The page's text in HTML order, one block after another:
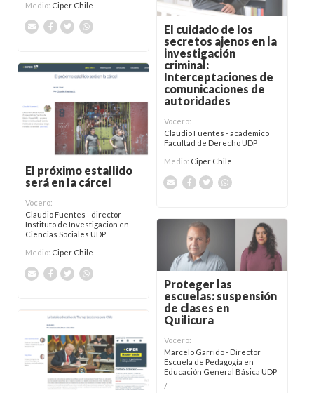
Medio: Ciper Chile
El cuidado de los
secretos ajenos en la
investigación
criminal:
Interceptaciones de
comunicaciones de
autoridades
Vocero:
Claudio Fuentes - académico
Facultad de Derecho UDP
Medio: Ciper Chile
El próximo estallido
será en la cárcel
Vocero:
Claudio Fuentes - director
Instituto de Investigación en
Ciencias Sociales UDP
Medio: Ciper Chile
Proteger las
escuelas: suspensión
de clases en
Quilicura
Vocero:
Marcelo Garrido - Director
Escuela de Pedagogía en
Educación General Básica UDP
/